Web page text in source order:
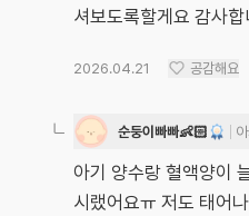
셔보도록할게요 감사합
2026.04.21 공감해요
순둥이빠빠👶🏻
아기 양수랑 혈액양이
시랬어요ㅠ 저도 태어